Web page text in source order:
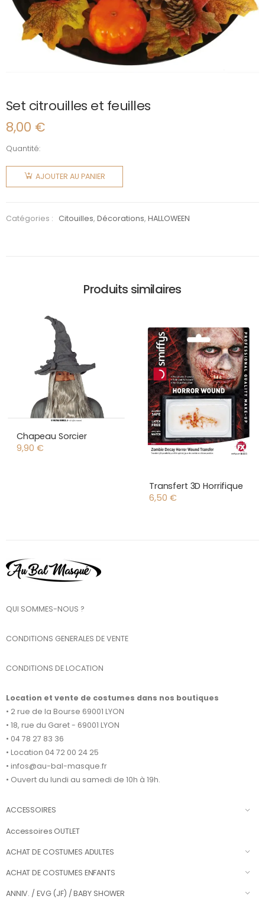
Set citrouilles et feuilles
8,00 €
Quantité:
quantité
de Set
citrouilles
feuilles
AJOUTER AU PANIER
Catégories : Citouilles,Décorations,HALLOWEEN
Produits similaires
Chapeau Sorcier
9,90 €
Transfert 3D Horrifique
6,50 €
QUI SOMMES-NOUS ?
CONDITIONS GENERALES DE VENTE
CONDITIONS DE LOCATION
Location et vente de costumes dans nos boutiques
• 2 rue de la Bourse 69001 LYON
• 18, rue du Garet - 69001 LYON
• 04 78 27 83 36
• Location 04 72 00 24 25
• infos@au-bal-masque.fr
• Ouvert du lundi au samedi de 10h à 19h.
ACCESSOIRES
Accessoires OUTLET
ACHAT DE COSTUMES ADULTES
ACHAT DE COSTUMES ENFANTS
ANNIV. / EVG (JF) / BABY SHOWER